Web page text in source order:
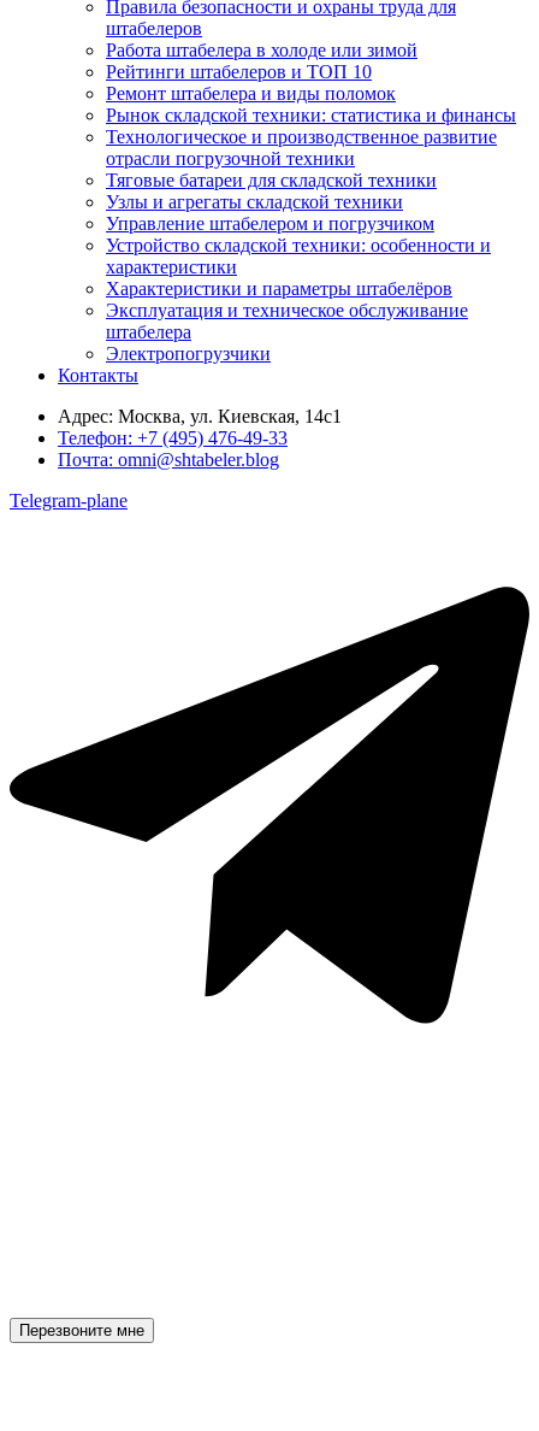
Правила безопасности и охраны труда для
штабелеров
Работа штабелера в холоде или зимой
Рейтинги штабелеров и ТОП 10
Ремонт штабелера и виды поломок
Рынок складской техники: статистика и финансы
Технологическое и производственное развитие
отрасли погрузочной техники
Тяговые батареи для складской техники
Узлы и агрегаты складской техники
Управление штабелером и погрузчиком
Устройство складской техники: особенности и
характеристики
Характеристики и параметры штабелёров
Эксплуатация и техническое обслуживание
штабелера
Электропогрузчики
Контакты
Адрес: Москва, ул. Киевская, 14с1
Телефон: +7 (495) 476-49-33
Почта: omni@shtabeler.blog
Telegram-plane
Перезвоните мне